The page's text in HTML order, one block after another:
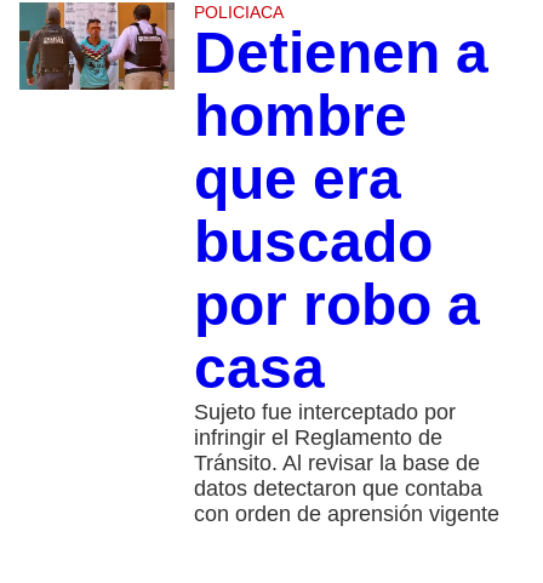
POLICIACA
Detienen a
hombre
que era
buscado
por robo a
casa
Sujeto fue interceptado por
infringir el Reglamento de
Tránsito. Al revisar la base de
datos detectaron que contaba
con orden de aprensión vigente